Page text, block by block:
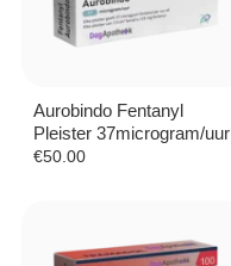
Aurobindo Fentanyl
Pleister 37microgram/uur
€50.00